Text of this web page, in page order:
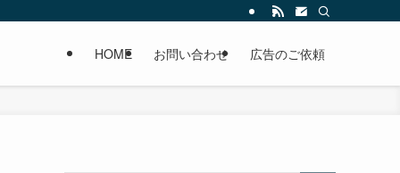
HOME お問い合わせ 広告のご依頼